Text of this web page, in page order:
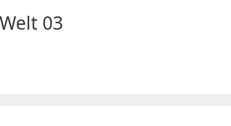
03